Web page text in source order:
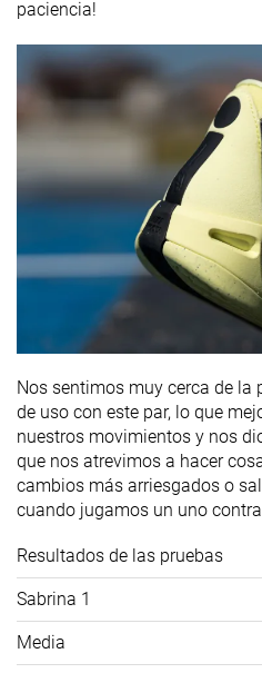
paciencia!
Nos sentimos muy cerca de la
de uso con este par, lo que
nuestros movimientos y nos
que nos atrevimos a hacer
cambios más arriesgados o
cuando jugamos un uno
Resultados de las pruebas
Sabrina 1
Media